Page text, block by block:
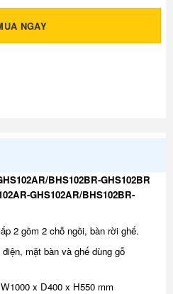
NGAY
BHS102BR-GHS102BR
GHS102AR/BHS102BR-
2 gồm 2 chỗ ngồi, bàn rời ghế.
mặt bàn và ghế dùng gỗ
x D400 x H550 mm